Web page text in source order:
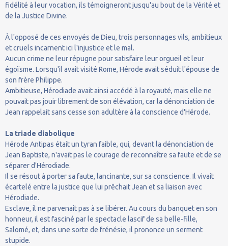
fidélité à leur vocation, ils témoigneront jusqu'au bout de la Vérité et
de la Justice Divine.
À l'opposé de ces envoyés de Dieu, trois personnages vils, ambitieux
et cruels incarnent ici l'injustice et le mal.
Aucun crime ne leur répugne pour satisfaire leur orgueil et leur
égoïsme. Lorsqu'il avait visité Rome, Hérode avait séduit l'épouse de
son frère Philippe.
Ambitieuse, Hérodiade avait ainsi accédé à la royauté, mais elle ne
pouvait pas jouir librement de son élévation, car la dénonciation de
Jean rappelait sans cesse son adultère à la conscience d'Hérode.
La triade diabolique
Hérode Antipas était un tyran faible, qui, devant la dénonciation de
Jean Baptiste, n'avait pas le courage de reconnaître sa faute et de se
séparer d'Hérodiade.
Il se résout à porter sa faute, lancinante, sur sa conscience. Il vivait
écartelé entre la justice que lui prêchait Jean et sa liaison avec
Hérodiade.
Esclave, il ne parvenait pas à se libérer. Au cours du banquet en son
honneur, il est fasciné par le spectacle lascif de sa belle-fille,
Salomé, et, dans une sorte de frénésie, il prononce un serment
stupide.